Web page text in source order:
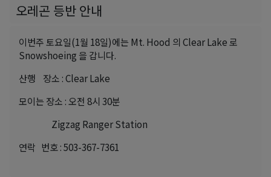
오레곤 등반 안내
이번주 토요일(1월 18일)에는 Mt. Hood 의 Clear Lake 로
Snowshoeing 을 갑니다.
산행 장소 : Clear Lake
모이는 장소 : 오전 8시 30분
Zigzag Ranger Station
연락 번호 : 503-367-7361